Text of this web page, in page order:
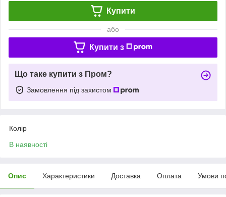
Купити
або
Купити з
Що таке купити з Пром?
Замовлення під захистом
Колір
В наявності
Опис Характеристики Доставка Оплата Умови